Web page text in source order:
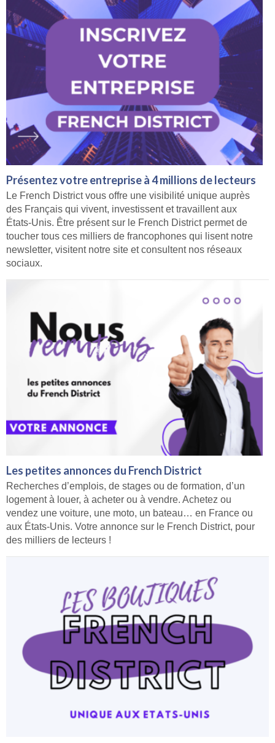
Présentez votre entreprise à 4 millions de lecteurs
Le French District vous offre une visibilité unique auprès
des Français qui vivent, investissent et travaillent aux
États-Unis. Être présent sur le French District permet de
toucher tous ces milliers de francophones qui lisent notre
newsletter, visitent notre site et consultent nos réseaux
sociaux.
Les petites annonces du French District
Recherches d’emplois, de stages ou de formation, d’un
logement à louer, à acheter ou à vendre. Achetez ou
vendez une voiture, une moto, un bateau… en France ou
aux États-Unis. Votre annonce sur le French District, pour
des milliers de lecteurs !